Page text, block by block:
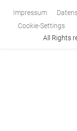
Impressum
Cookie-Settings
All Rights